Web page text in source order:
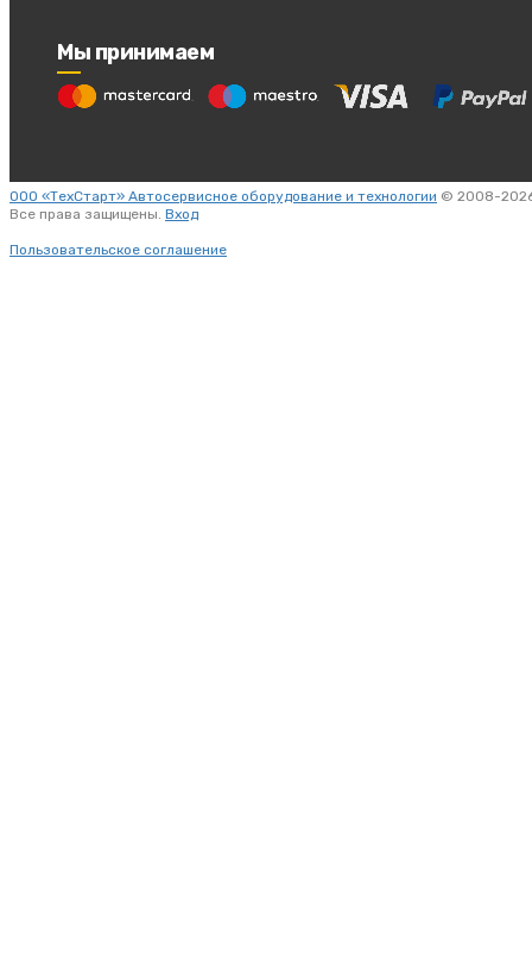
Мы принимаем
ООО «ТехСтарт» Автосервисное оборудование и технологии © 2008-
Все права защищены. Вход
Пользовательское соглашение